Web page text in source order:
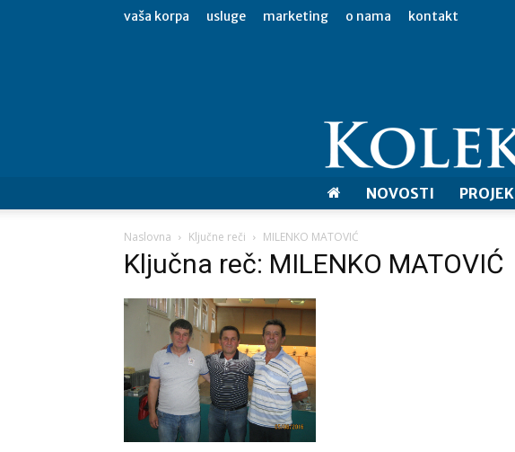
vaša korpa usluge marketing o nama kontakt
NOVOSTI
Naslovna Ključne reči MILENKO MATOVIĆ
Ključna reč: MILENKO MATOVIĆ